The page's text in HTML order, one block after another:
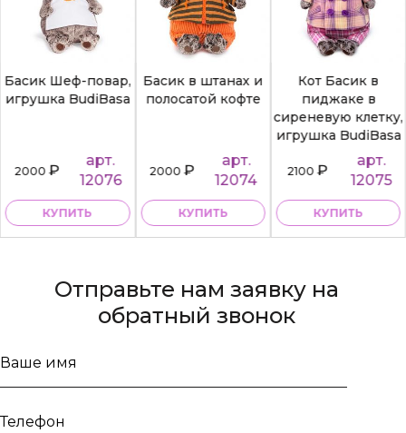
Басик Шеф-повар,
игрушка BudiBasa
2000₽
арт.
12076
КУПИТЬ
Басик в штанах и
полосатой кофте
2000₽
арт.
12074
КУПИТЬ
Кот Басик в
пиджаке в
сиреневую клетку,
игрушка BudiBasa
2100₽
арт.
12075
КУПИТЬ
Отправьте нам заявку на
обратный звонок
Ваше